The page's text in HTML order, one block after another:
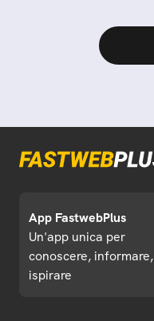
App FastwebPlus
Un'app unica per
conoscere, informare,
ispirare